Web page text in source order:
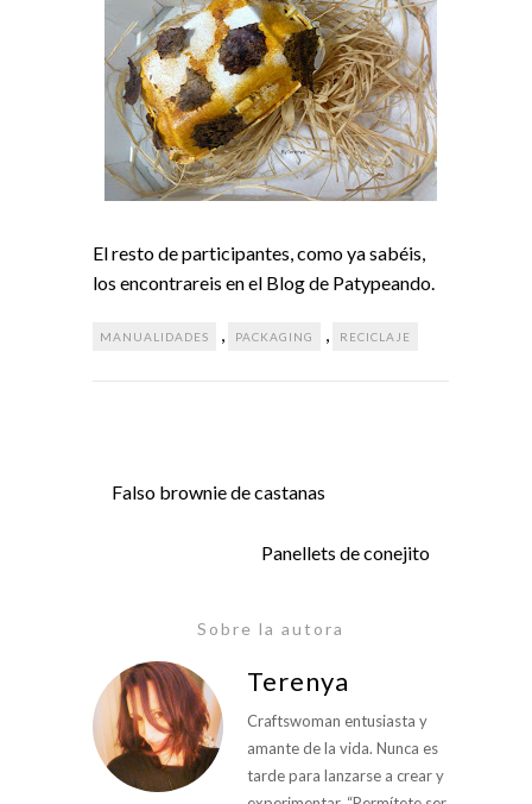
El resto de participantes, como ya sabéis,
los encontrareis en el Blog de Patypeando.
MANUALIDADES PACKAGING RECICLAJE
Falso brownie de castanas
Panellets de conejito
Sobre la autora
Terenya
Craftswoman entusiasta y
amante de la vida. Nunca es
tarde para lanzarse a crear y